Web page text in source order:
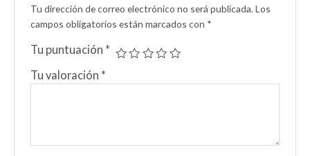
Tu dirección de correo electrónico no será publicada. Los
campos obligatorios están marcados con *
Tu puntuación *
Tu valoración *